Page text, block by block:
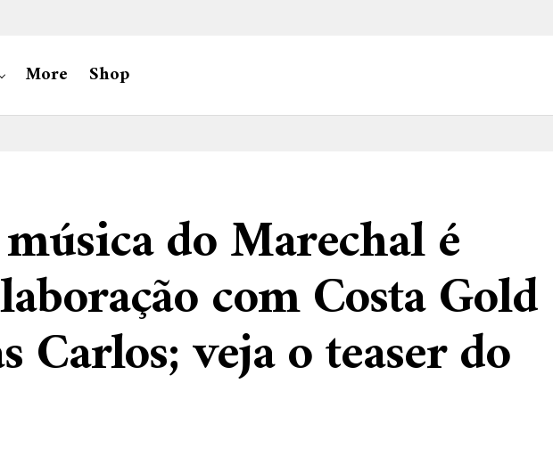
More Shop
do Marechal é
com Costa Gold
Carlos; veja o teaser do